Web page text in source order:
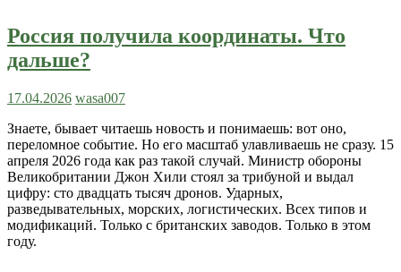
Россия получила координаты. Что
дальше?
17.04.2026 wasa007
Знаете, бывает читаешь новость и понимаешь: вот оно,
переломное событие. Но его масштаб улавливаешь не сразу. 15
апреля 2026 года как раз такой случай. Министр обороны
Великобритании Джон Хили стоял за трибуной и выдал
цифру: сто двадцать тысяч дронов. Ударных,
разведывательных, морских, логистических. Всех типов и
модификаций. Только с британских заводов. Только в этом
году.